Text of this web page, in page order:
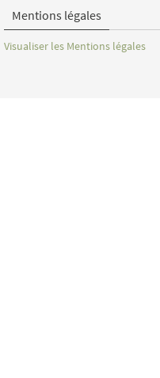
Mentions légales
Visualiser les Mentions légales